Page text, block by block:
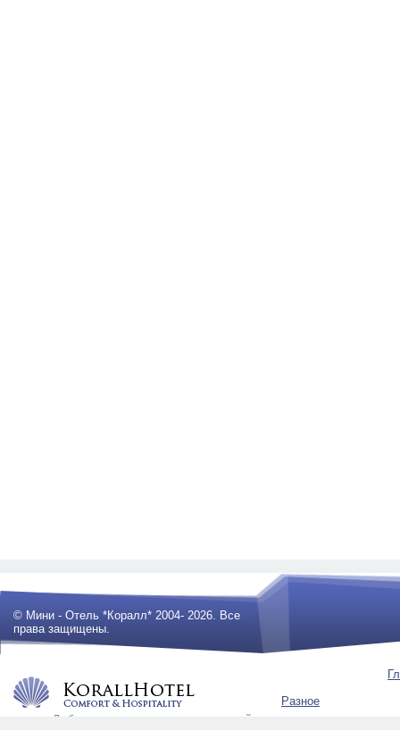
© Мини - Отель *Коралл* 2004- 2026. Все
права защищены.
Любое использование материалов сайта
Разное